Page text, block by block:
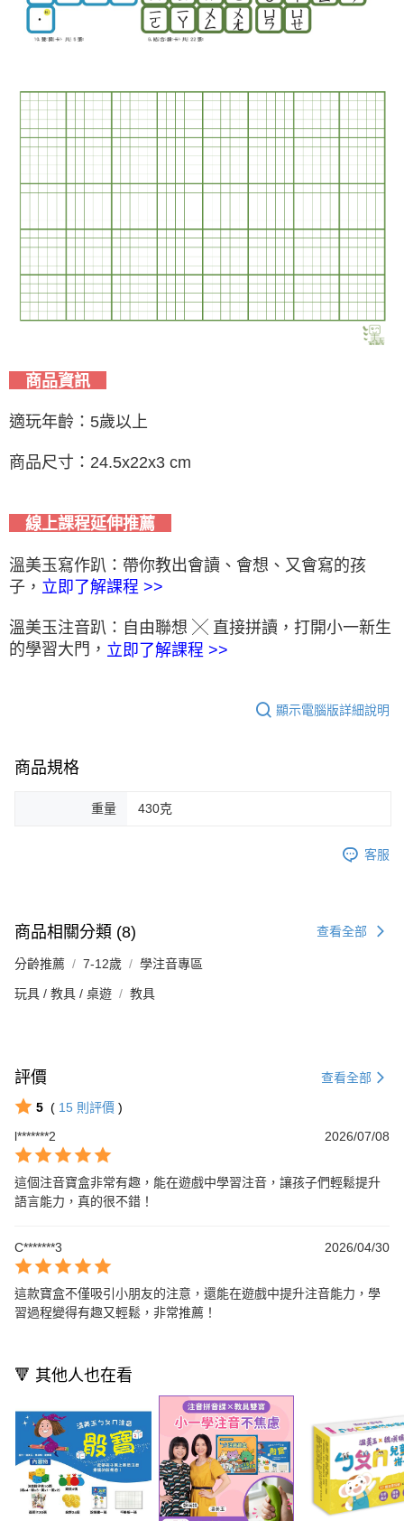
商品資訊
適玩年齡：5歲以上
商品尺寸：24.5x22x3 cm
線上課程延伸推薦
溫美玉寫作趴：帶你教出會讀、會想、又會寫的孩
子， 立即了解課程 >>
溫美玉注音趴：自由聯想 ╳ 直接拼讀，打開小一新生
的學習大門， 立即了解課程 >>
顯示電腦版詳細說明
商品規格
重量 430克
客服
商品相關分類 (8) 查看全部
分齡推薦 7-12歲 學注音專區
玩具 / 教具 / 桌遊 教具
評價 查看全部
5 ( 15 則評價 )
l*******2
2026/07/08
這個注音寶盒非常有趣，能在遊戲中學習注音，讓孩子們輕鬆提升
語言能力，真的很不錯！
C*******3 2026/04/30
這款寶盒不僅吸引小朋友的注意，還能在遊戲中提升注音能力，學
習過程變得有趣又輕鬆，非常推薦！
🔻 其他人也在看